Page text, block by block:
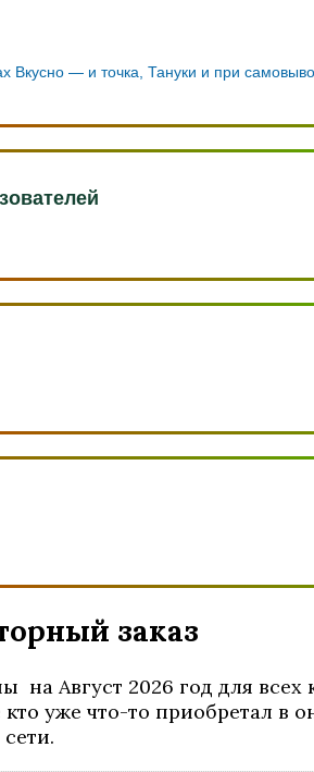
Вкусно — и точка, Тануки и при
заказ
Август 2026 год для всех
уже что-то приобретал в